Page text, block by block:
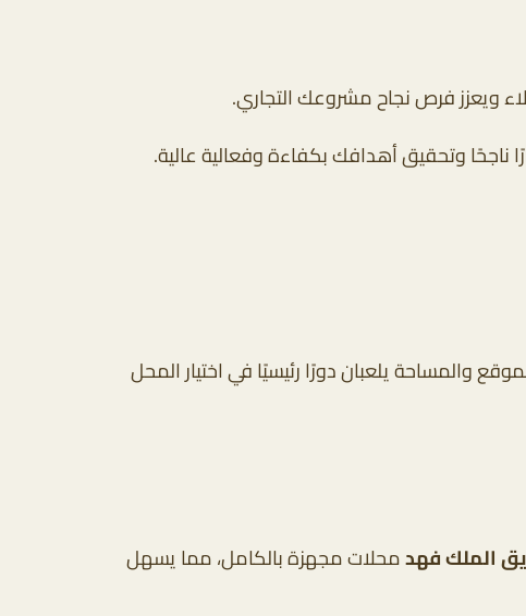
ويعزز فرص نجاح مشروعك التجاري.
وتحقيق أهدافك بكفاءة وفعالية عالية.
والمساحة يلعبان دورًا رئيسيًا في اختيار المحل
الملك فهدمحلات مجهزة بالكامل، مما يسهل